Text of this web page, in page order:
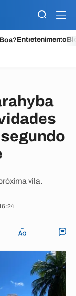
Entretenimento
vila.